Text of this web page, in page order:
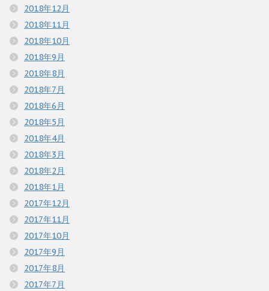
2018年12月
2018年11月
2018年10月
2018年9月
2018年8月
2018年7月
2018年6月
2018年5月
2018年4月
2018年3月
2018年2月
2018年1月
2017年12月
2017年11月
2017年10月
2017年9月
2017年8月
2017年7月